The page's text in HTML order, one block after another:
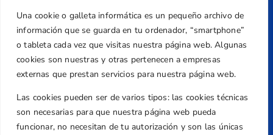
Una cookie o galleta informática es un pequeño archivo de
información que se guarda en tu ordenador, “smartphone”
o tableta cada vez que visitas nuestra página web. Algunas
cookies son nuestras y otras pertenecen a empresas
externas que prestan servicios para nuestra página web.
Las cookies pueden ser de varios tipos: las cookies técnicas
son necesarias para que nuestra página web pueda
funcionar, no necesitan de tu autorización y son las únicas
Dirección
Centre de L´Esport, Carrer d'Isaac Peral i
Caballero, Nº 5, Despachos 2 y 3, 46980,
Valencia
+34 961 367 799
Email